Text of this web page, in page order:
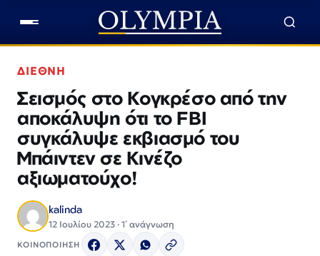
ΔΙΕΘΝΗ
Σεισμός στο Κογκρέσο από την
αποκάλυψη ότι το FBI
συγκάλυψε εκβιασμό του
Μπάιντεν σε Κινέζο
αξιωματούχο!
kalinda
12 Ιουλίου 2023 · 1΄ ανάγνωση
ΚΟΙΝΟΠΟΙΗΣΗ